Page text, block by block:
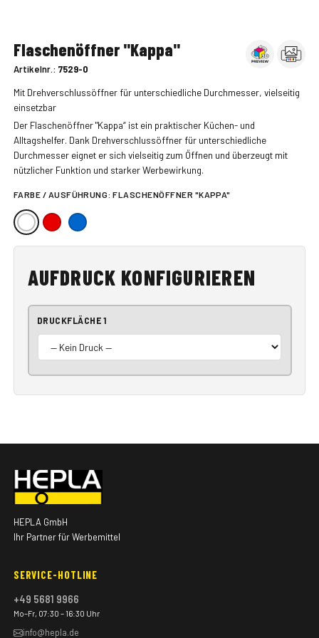
Flaschenöffner "Kappa"
Artikelnr.: 7529-0
Mit Drehverschlussöffner für unterschiedliche Durchmesser, vielseitig
einsetzbar
Der Flaschenöffner "Kappa“ ist ein praktischer Küchen- und
Alltagshelfer. Dank Drehverschlussöffner für unterschiedliche
Durchmesser eignet er sich vielseitig zum Öffnen und überzeugt mit
nützlicher Funktion und starker Werbewirkung.
FARBE / AUSFÜHRUNG:FLASCHENÖFFNER "KAPPA"
AUFDRUCK KONFIGURIEREN
DRUCKFLÄCHE 1
HEPLA GmbH
Ihr Partner für Werbemittel
SERVICE-HOTLINE
+49 5681 9966
Mo–Fr, 07:30 – 16:30 Uhr
info@hepla.de